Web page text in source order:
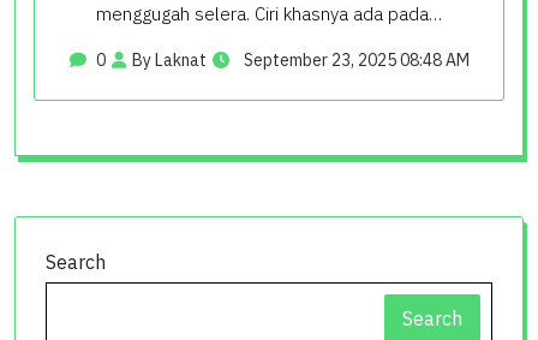
menggugah selera. Ciri khasnya ada pada…
0 By Laknat September 23, 2025 08:48 AM
Search
Search